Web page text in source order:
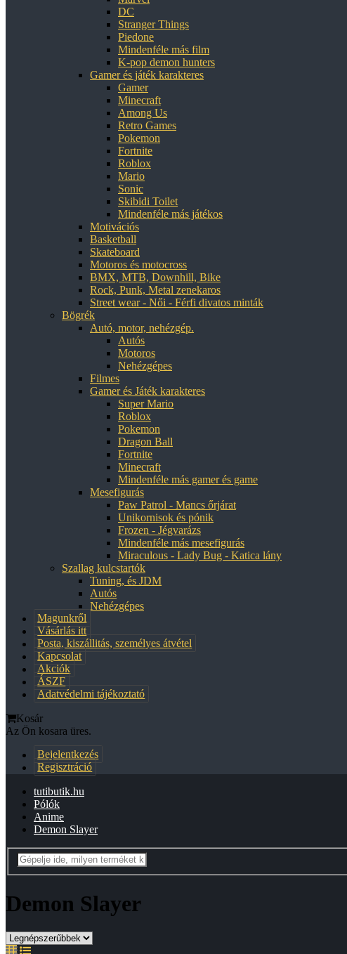
DC
Stranger Things
Piedone
Mindenféle más film
K-pop demon hunters
Gamer és játék karakteres
Gamer
Minecraft
Among Us
Retro Games
Pokemon
Fortnite
Roblox
Mario
Sonic
Skibidi Toilet
Mindenféle más játékos
Motivációs
Basketball
Skateboard
Motoros és motocross
BMX, MTB, Downhill, Bike
Rock, Punk, Metal zenekaros
Street wear - Női - Férfi divatos minták
Bögrék
Autó, motor, nehézgép.
Autós
Motoros
Nehézgépes
Filmes
Gamer és Játék karakteres
Super Mario
Roblox
Pokemon
Dragon Ball
Fortnite
Minecraft
Mindenféle más gamer és game
Mesefigurás
Paw Patrol - Mancs őrjárat
Unikornisok és pónik
Frozen - Jégvarázs
Mindenféle más mesefigurás
Miraculous - Lady Bug - Katica lány
Szallag kulcstartók
Tuning, és JDM
Autós
Nehézgépes
Magunkről
Vásárlás itt
Posta, kiszállitás, személyes átvétel
Kapcsolat
Akciók
ÁSZF
Adatvédelmi tájékoztató
Kosár
Az Ön kosara üres.
Bejelentkezés
Regisztráció
tutibutik.hu
Pólók
Anime
Demon Slayer
Demon Slayer